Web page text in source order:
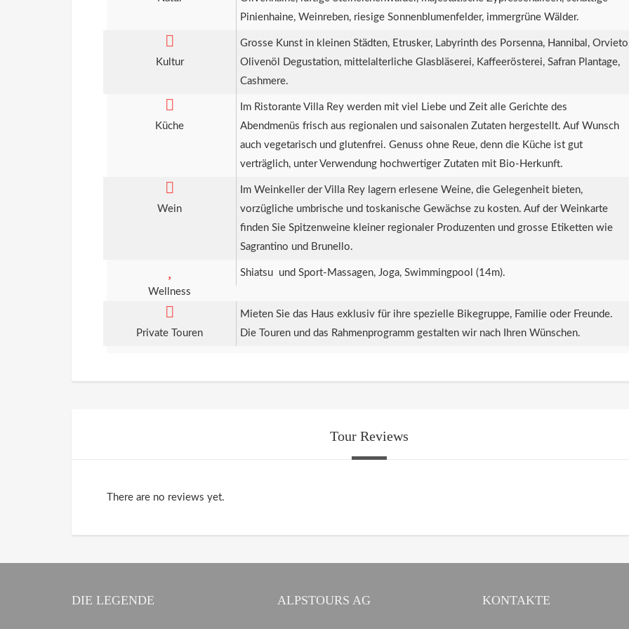
Pinienhaine, Weinreben, riesige Sonnenblumenfelder, immergrüne Wälder.
Kultur
Grosse Kunst in kleinen Städten, Etrusker, Labyrinth des Porsenna, Hannibal,
Olivenöl Degustation, mittelalterliche Glasbläserei, Kaffeerösterei, Safran Plantage,
Cashmere.
Küche
Im Ristorante Villa Rey werden mit viel Liebe und Zeit alle Gerichte des
Abendmenüs frisch aus regionalen und saisonalen Zutaten hergestellt. Auf Wunsch
auch vegetarisch und glutenfrei. Genuss ohne Reue, denn die Küche ist gut
verträglich, unter Verwendung hochwertiger Zutaten mit Bio-Herkunft.
Wein
Im Weinkeller der Villa Rey lagern erlesene Weine, die Gelegenheit bieten,
vorzügliche umbrische und toskanische Gewächse zu kosten. Auf der Weinkarte
finden Sie Spitzenweine kleiner regionaler Produzenten und grosse Etiketten wie
Sagrantino und Brunello.
Wellness
Shiatsu und Sport-Massagen, Joga, Swimmingpool (14m).
Private Touren
Mieten Sie das Haus exklusiv für ihre spezielle Bikegruppe, Familie oder Freunde.
Die Touren und das Rahmenprogramm gestalten wir nach Ihren Wünschen.
Tour Reviews
There are no reviews yet.
DIE LEGENDE ALPSTOURS AG KONTAKTE